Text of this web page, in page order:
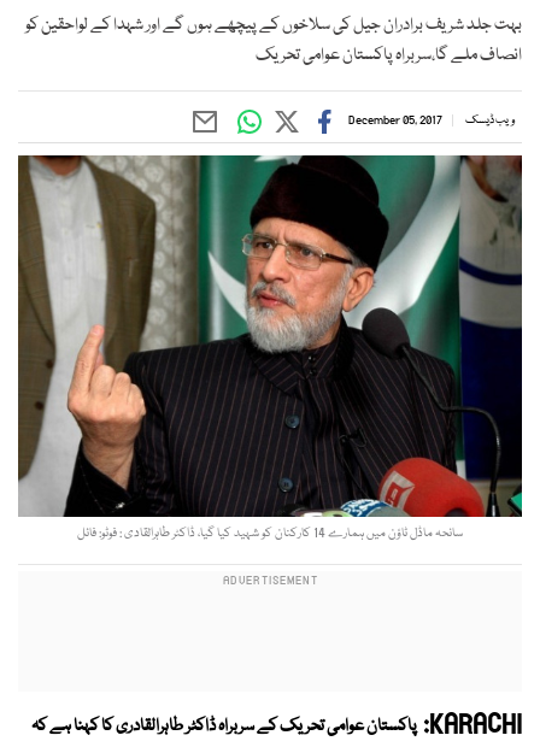
بہت جلد شریف برادران جیل کی سلاخوں کے پیچھے ہوں گے اور شہدا کے لواحقین کو
انصاف ملے گا،سربراہ پاکستان عوامی تحریک
ویب ڈیسک December 05, 2017
سانحہ ماڈل ٹاؤن میں ہمارے 14 کارکنان کو شہید کیا گیا، ڈاکٹر طاہرالقادی : فوٹو: فائل
KARACHI: پاکستان عوامی تحریک کے سربراہ ڈاکٹر طاہرالقادری کا کہنا ہے کہ